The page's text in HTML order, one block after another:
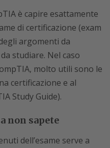
è capire esattamente
di certificazione (exam
argomenti da
studiare. Nel caso
molto utili sono le
certificazione e al
Study Guide).
non sapete
dell’esame serve a